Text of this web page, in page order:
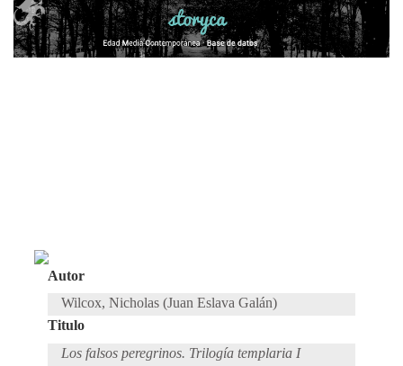
Autor
Wilcox, Nicholas (Juan Eslava Galán)
Titulo
Los falsos peregrinos. Trilogía templaria I